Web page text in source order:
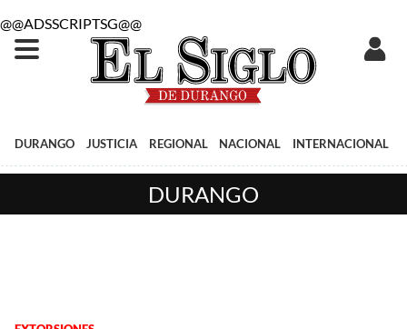
@@ADSSCRIPTSG@@
DURANGO JUSTICIA REGIONAL NACIONAL INTERNACIONAL
DURANGO